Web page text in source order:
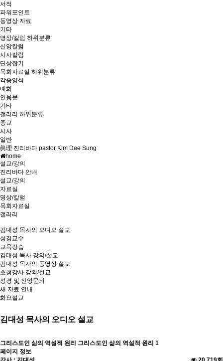
서적
파워포인트
동영상 자료
기타
명상/칼럼 하위분류
신앙칼럼
시사칼럼
단상잡기
목회자료실 하위분류
각종양식
예화
인용문
기타
갤러리 하위분류
종교
시사
일반
眞理 진리바다 pastor Kim Dae Sung
home
설교/강의
진리바다 안내
설교/강의
자료실
명상/칼럼
목회자료실
갤러리
김대성 목사의 오디오 설교
성경교수
교육강습
김대성 목사 강의/설교
김대성 목사의 동영상 설교
초청강사 강의/설교
성경 및 신앙문의
새 자료 안내
화요설교
김대성 목사의 오디오 설교
그리스도인 삶의 역설적 원리 그리스도인 삶의 역설적 원리 1
페이지 정보